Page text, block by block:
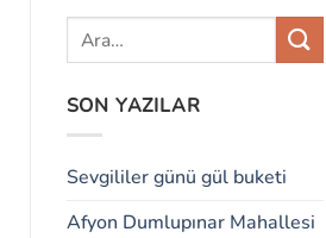
SON YAZILAR
Sevgililer günü gül buketi
Afyon Dumlupınar Mahallesi